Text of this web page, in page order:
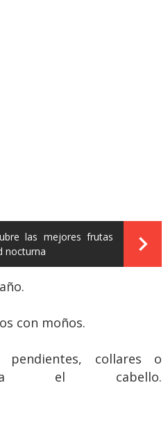
las mejores frutas
nocturna
con moños.
collares o
el cabello.